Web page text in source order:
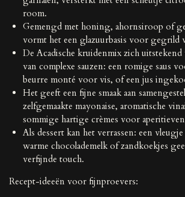
room.
Gemengd met honing, ahornsiroop of
vormt het een glazuurbasis voor gegrild
De Acadische kruidenmix zich
van complexe sauzen: een romige saus
beurre monté voor vis, of een jus
Het geeft een fijne smaak aan
zelfgemaakte mayonaise, aromatische
sommige hartige crèmes voor
Als dessert kan het verrassen: een
warme chocolademelk of zandkoekjes
verfijnde touch.
Recept-ideeën voor fijnproevers: